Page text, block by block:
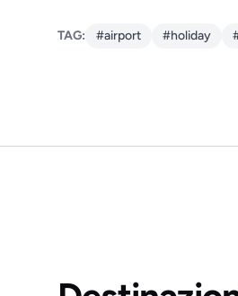
TAG: #airport #holiday